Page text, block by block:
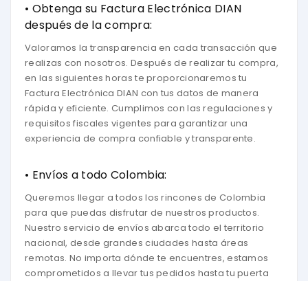
• Obtenga su Factura Electrónica DIAN
después de la compra:
Valoramos la transparencia en cada transacción que
realizas con nosotros. Después de realizar tu compra,
en las siguientes horas te proporcionaremos tu
Factura Electrónica DIAN con tus datos de manera
rápida y eficiente. Cumplimos con las regulaciones y
requisitos fiscales vigentes para garantizar una
experiencia de compra confiable y transparente.
• Envíos a todo Colombia:
Queremos llegar a todos los rincones de Colombia
para que puedas disfrutar de nuestros productos.
Nuestro servicio de envíos abarca todo el territorio
nacional, desde grandes ciudades hasta áreas
remotas. No importa dónde te encuentres, estamos
comprometidos a llevar tus pedidos hasta tu puerta